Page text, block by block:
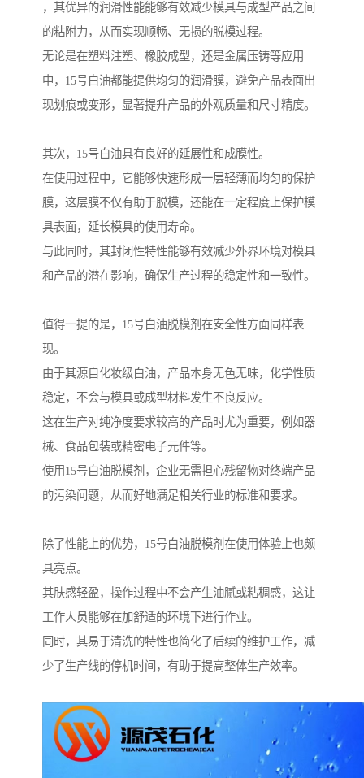
，其优异的润滑性能能够有效减少模具与成型产品之间
的粘附力，从而实现顺畅、无损的脱模过程。
无论是在塑料注塑、橡胶成型，还是金属压铸等应用
中，15号白油都能提供均匀的润滑膜，避免产品表面出
现划痕或变形，显著提升产品的外观质量和尺寸精度。
其次，15号白油具有良好的延展性和成膜性。
在使用过程中，它能够快速形成一层轻薄而均匀的保护
膜，这层膜不仅有助于脱模，还能在一定程度上保护模
具表面，延长模具的使用寿命。
与此同时，其封闭性特性能够有效减少外界环境对模具
和产品的潜在影响，确保生产过程的稳定性和一致性。
值得一提的是，15号白油脱模剂在安全性方面同样表
现。
由于其源自化妆级白油，产品本身无色无味，化学性质
稳定，不会与模具或成型材料发生不良反应。
这在生产对纯净度要求较高的产品时尤为重要，例如器
械、食品包装或精密电子元件等。
使用15号白油脱模剂，企业无需担心残留物对终端产品
的污染问题，从而好地满足相关行业的标准和要求。
除了性能上的优势，15号白油脱模剂在使用体验上也颇
具亮点。
其肤感轻盈，操作过程中不会产生油腻或粘稠感，这让
工作人员能够在加舒适的环境下进行作业。
同时，其易于清洗的特性也简化了后续的维护工作，减
少了生产线的停机时间，有助于提高整体生产效率。